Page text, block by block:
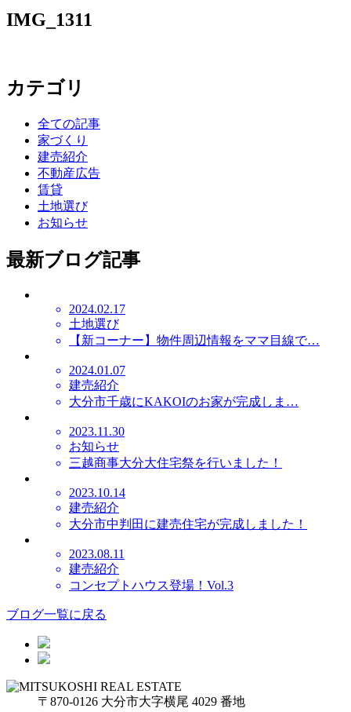
IMG_1311
カテゴリ
全ての記事
家づくり
建売紹介
不動産広告
賃貸
土地選び
お知らせ
最新ブログ記事
2024.02.17
土地選び
【新コーナー】物件周辺情報をママ目線で…
2024.01.07
建売紹介
大分市千歳にKAKOIのお家が完成しま…
2023.11.30
お知らせ
三越商事大分大住宅祭を行いました！
2023.10.14
建売紹介
大分市中判田に建売住宅が完成しました！
2023.08.11
建売紹介
コンセプトハウス登場！Vol.3
ブログ一覧に戻る
〒870-0126 大分市大字横尾 4029 番地